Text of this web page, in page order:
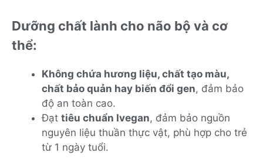
Dưỡng chất lành cho não bộ và cơ
thể:
Không chứa hương liệu, chất tạo màu,
chất bảo quản hay biến đổi gen, đảm bảo
độ an toàn cao.
Đạt tiêu chuẩn Ivegan, đảm bảo nguồn
nguyên liệu thuần thực vật, phù hợp cho trẻ
từ 1 ngày tuổi.